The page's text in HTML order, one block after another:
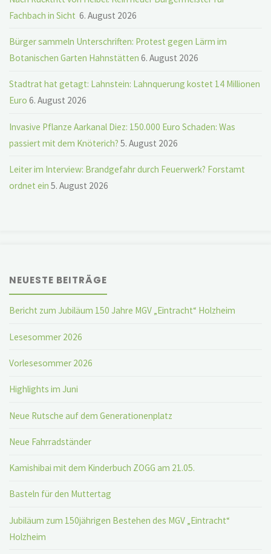
Fachbach in Sicht 6. August 2026
Bürger sammeln Unterschriften: Protest gegen Lärm im
Botanischen Garten Hahnstätten 6. August 2026
Stadtrat hat getagt: Lahnstein: Lahnquerung kostet 14 Millionen
Euro 6. August 2026
Invasive Pflanze Aarkanal Diez: 150.000 Euro Schaden: Was
passiert mit dem Knöterich? 5. August 2026
Leiter im Interview: Brandgefahr durch Feuerwerk? Forstamt
ordnet ein 5. August 2026
NEUESTE BEITRÄGE
Bericht zum Jubiläum 150 Jahre MGV „Eintracht“ Holzheim
Lesesommer 2026
Vorlesesommer 2026
Highlights im Juni
Neue Rutsche auf dem Generationenplatz
Neue Fahrradständer
Kamishibai mit dem Kinderbuch ZOGG am 21.05.
Basteln für den Muttertag
Jubiläum zum 150jährigen Bestehen des MGV „Eintracht“
Holzheim